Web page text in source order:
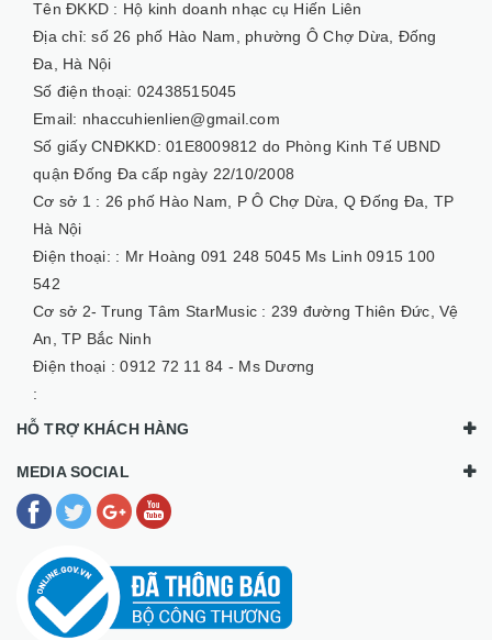
Tên ĐKKD : Hộ kinh doanh nhạc cụ Hiến Liên
Địa chỉ: số 26 phố Hào Nam, phường Ô Chợ Dừa, Đống
Đa, Hà Nội
Số điện thoại: 02438515045
Email: nhaccuhienlien@gmail.com
Số giấy CNĐKKD: 01E8009812 do Phòng Kinh Tế UBND
quận Đống Đa cấp ngày 22/10/2008
Cơ sở 1 : 26 phố Hào Nam, P Ô Chợ Dừa, Q Đống Đa, TP
Hà Nội
Điện thoại: : Mr Hoàng 091 248 5045 Ms Linh 0915 100
542
Cơ sở 2- Trung Tâm StarMusic : 239 đường Thiên Đức, Vệ
An, TP Bắc Ninh
Điện thoại :0912 72 11 84 - Ms Dương
:
HỖ TRỢ KHÁCH HÀNG
MEDIA SOCIAL